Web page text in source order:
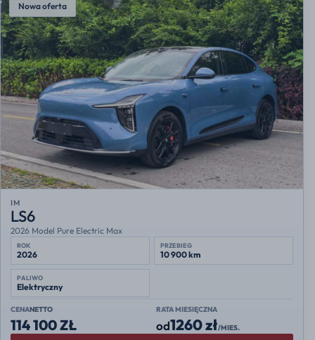
Nowa oferta
IM
LS6
2026 Model Pure Electric Max
ROK
2026
PRZEBIEG
10 900 km
PALIWO
Elektryczny
CENANETTO
114 100 ZŁ
RATA MIESIĘCZNA
od1260 zł/MIES.